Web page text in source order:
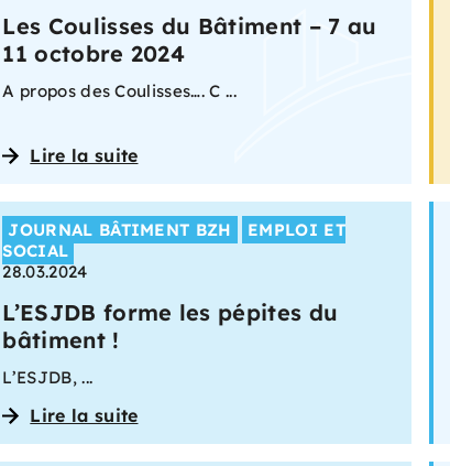
Les Coulisses du Bâtiment – 7 au
11 octobre 2024
A propos des Coulisses…. C ...
Lire la suite
JOURNAL BÂTIMENT BZH
EMPLOI ET
SOCIAL
28.03.2024
L’ESJDB forme les pépites du
bâtiment !
L’ESJDB, ...
Lire la suite